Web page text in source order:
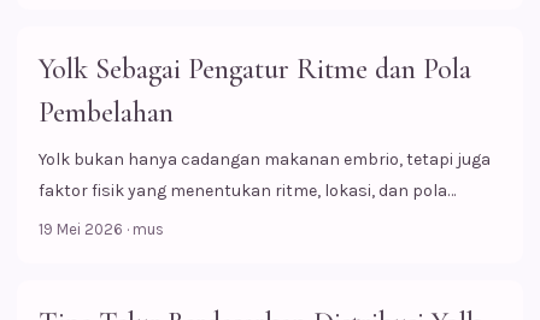
Yolk Sebagai Pengatur Ritme dan Pola
Pembelahan
Yolk bukan hanya cadangan makanan embrio, tetapi juga
faktor fisik yang menentukan ritme, lokasi, dan pola
segmentasi.
19 Mei 2026 · mus